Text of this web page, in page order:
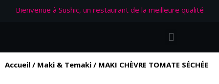
Bienvenue à Sushic, un restaurant de la meilleure qualité
Accueil / Maki & Temaki / MAKI CHÈVRE TOMATE SÉCHÉE